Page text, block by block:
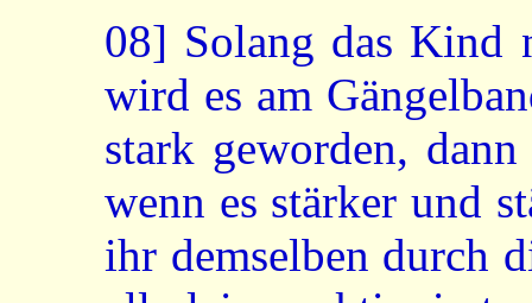
08] Solang das Kind
wird es am
stark geworden,
wenn es stärker und
ihr demselben durch